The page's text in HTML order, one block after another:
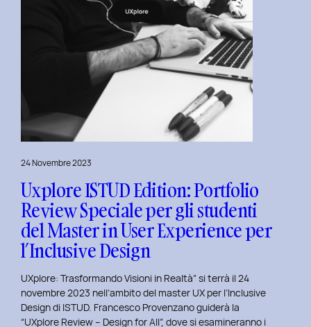
24 Novembre 2023
Uxplore ISTUD Edition: Portfolio
Review Speciale per gli studenti
del Master in User Experience per
l’Inclusive Design
UXplore: Trasformando Visioni in Realtà” si terrà il 24
novembre 2023 nell’ambito del master UX per l’Inclusive
Design di ISTUD. Francesco Provenzano guiderà la
“UXplore Review – Design for All”, dove si esamineranno i